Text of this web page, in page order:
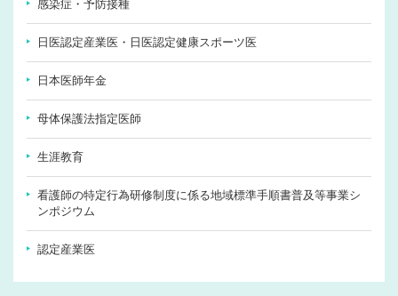
感染症・予防接種
日医認定産業医・日医認定健康スポーツ医
日本医師年金
母体保護法指定医師
生涯教育
看護師の特定行為研修制度に係る地域標準手順書普及等事業シ
ンポジウム
認定産業医